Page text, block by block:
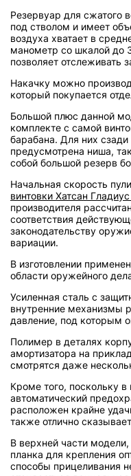
Резервуар для сжатого
под стволом и имеет
воздуха хватает в
манометр со шкалой до
позволяет отслеживать
Накачку можно
который покупается
Большой плюс данной
комплекте с самой
барабана. Для них сзади
предусмотрена ниша,
собой большой резерв
Начальная скорость
винтовки Хатсан Гладиус
производителя
соответствия
законодательству
вариации.
В изготовлении
области оружейного
Усиленная сталь с
внутренние механизмы
давление, под которым
Полимер в деталях
амортизатора на
смотрятся даже
Кроме того, поскольку в
автоматический
расположен крайне
также отлично
В верхней части
планка для крепления
способы прицеливания